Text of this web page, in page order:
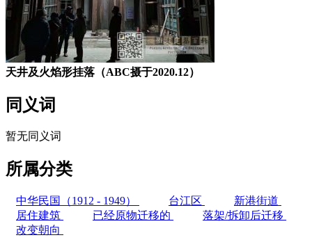
天井及火焰形挂落（ABC摄于2020.12）
同义词
暂无同义词
所属分类
中华民国（1912 - 1949） 台江区
新港街道
居住建筑
已经原物迁移的
落架/拆卸后迁移
改变朝向